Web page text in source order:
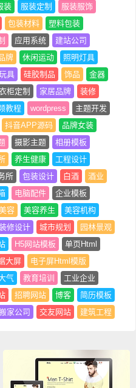
装 服装定制
服装服饰
包装材料
塑料包装
应用系统
建站公司
牌 休闲运动
照明灯具
具 硅胶制品 饰品
金器
柜定制 家居品牌
装修
教程 wordpress
主题开发
抖音APP源码
品牌女装
摄影主题
相册模板
养生健康
工程设计
所 包装设计 白酒
酒业
电脑配件
企业模板
容 美容养生
美容机构
修设计 城市规划
园林景观
H5网站模板
单页Html
大屏
电子屏Html模版
气 教育培训
工业企业
招聘网站 博客
简历模板
家公司 交友网站 建筑工程